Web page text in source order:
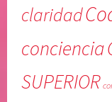
claridad
conciencia
SUPERIOR